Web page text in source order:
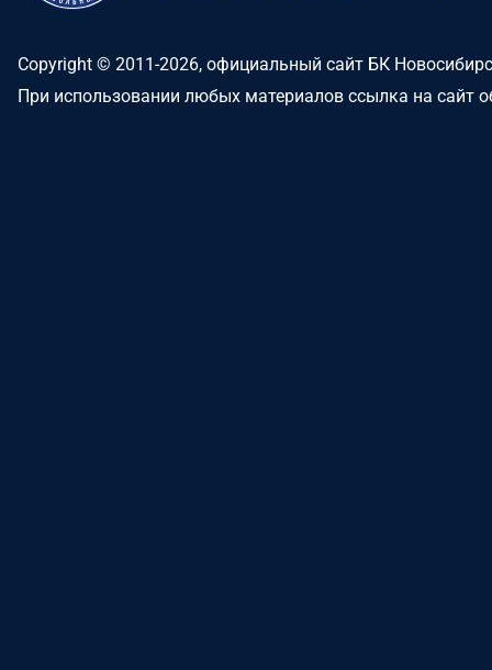
Copyright © 2011-2026, официальный сайт БК
При использовании любых материалов ссылка на сайт